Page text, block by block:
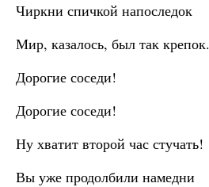
Чиркни спичкой напоследок
Мир, казалось, был так крепок.
Дорогие соседи!
Дорогие соседи!
Ну хватит второй час стучать!
Вы уже продолбили намедни